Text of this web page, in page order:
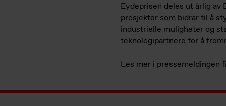
Eydeprisen deles ut årlig
prosjekter som bidrar til å
industrielle muligheter og
teknologipartnere for å
Les mer i pressemeldingen